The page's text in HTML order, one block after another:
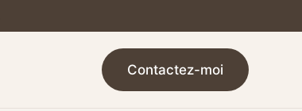
Contactez-moi